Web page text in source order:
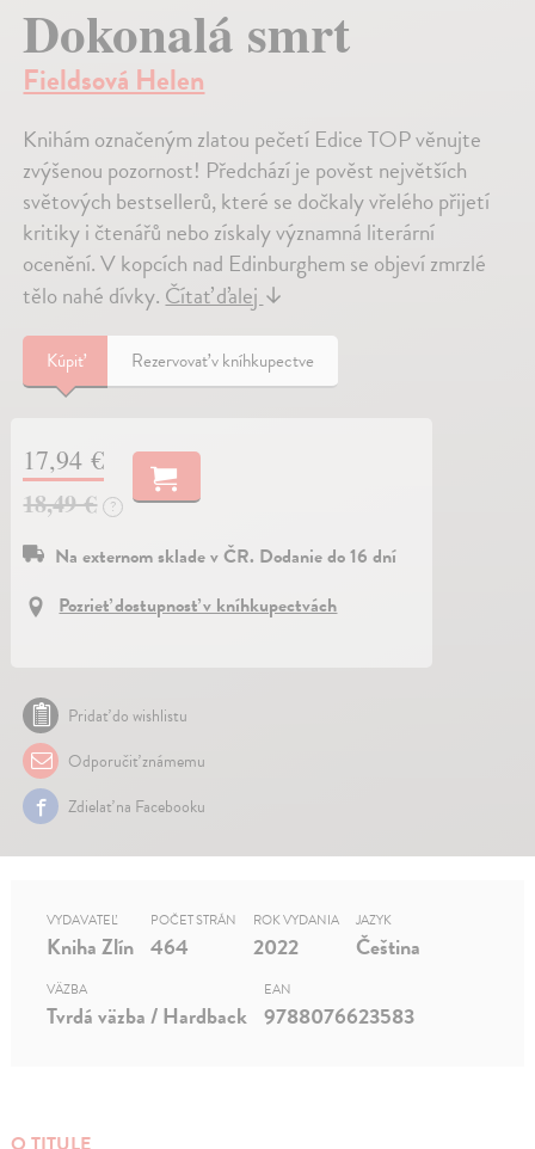
Dokonalá smrt
Fieldsová Helen
Knihám označeným zlatou pečetí Edice TOP věnujte
zvýšenou pozornost! Předchází je pověst největších
světových bestsellerů, které se dočkaly vřelého přijetí
kritiky i čtenářů nebo získaly významná literární
ocenění. V kopcích nad Edinburghem se objeví zmrzlé
tělo nahé dívky.Čítať ďalej↓
Kúpiť Rezervovať v kníhkupectve
17,94 €
18,49 €
?
Na externom sklade v ČR. Dodanie do 16 dní
Pozrieť dostupnosť v kníhkupectvách
Pridať do wishlistu
Odporučiť známemu
Zdielať na Facebooku
VYDAVATEĽ
Kniha Zlín
POČET STRÁN
464
ROK VYDANIA
2022
JAZYK
Čeština
VÄZBA
Tvrdá väzba / Hardback
EAN
9788076623583